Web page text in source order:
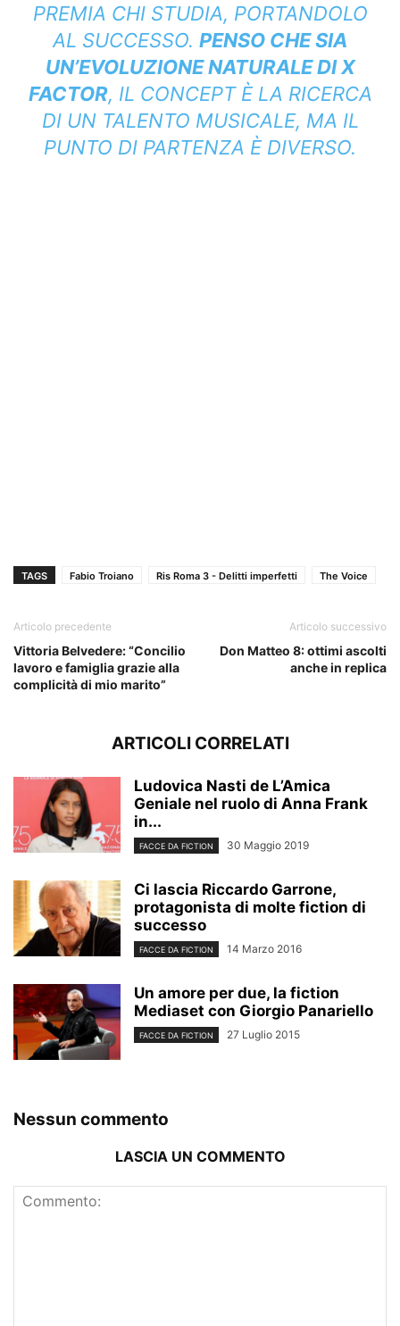
PREMIA CHI STUDIA, PORTANDOLO
AL SUCCESSO. PENSO CHE SIA
UN’EVOLUZIONE NATURALE DI X
FACTOR, IL CONCEPT È LA RICERCA
DI UN TALENTO MUSICALE, MA IL
PUNTO DI PARTENZA È DIVERSO.
TAGS Fabio Troiano Ris Roma 3 - Delitti imperfetti The Voice
Articolo precedente
Vittoria Belvedere: “Concilio
lavoro e famiglia grazie alla
complicità di mio marito”
Articolo successivo
Don Matteo 8: ottimi ascolti
anche in replica
ARTICOLI CORRELATI
Ludovica Nasti de L’Amica
Geniale nel ruolo di Anna Frank
in...
FACCE DA FICTION 30 Maggio 2019
Ci lascia Riccardo Garrone,
protagonista di molte fiction di
successo
FACCE DA FICTION 14 Marzo 2016
Un amore per due, la fiction
Mediaset con Giorgio Panariello
FACCE DA FICTION 27 Luglio 2015
Nessun commento
LASCIA UN COMMENTO